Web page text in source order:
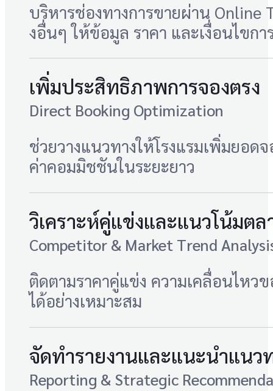
บริหารช่องทางการขายผ่าน Online
งอื่นๆ ให้ข้อมูล ราคา และเงื่อนไขก
เพิ่มประสิทธิภาพการจองตรง
Direct Booking Optimization
ช่วยวางแนวทางให้โรงแรมเพิ่มยอ
ค่าคอมมิชชันในระยะยาว
วิเคราะห์คู่แข่งและแนวโน้มตล
Competitor & Market Trend
ติดตามราคาคู่แข่ง ความเคลื่อนไหว
ได้อย่างเหมาะสม
จัดทำรายงานและแนะนำแนว
Reporting & Strategic